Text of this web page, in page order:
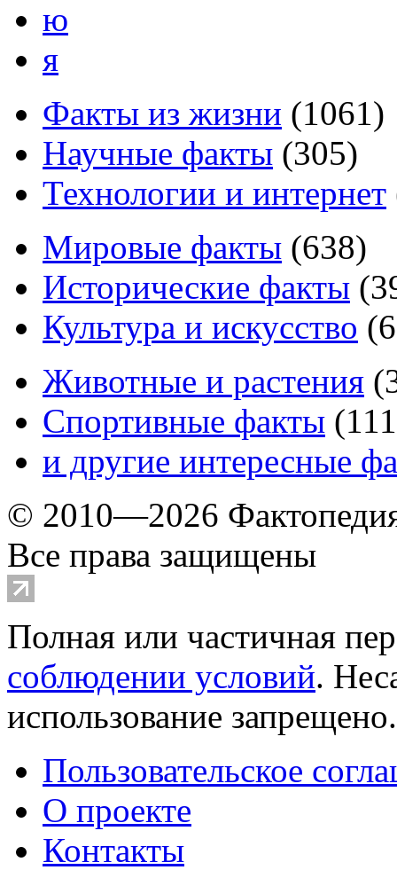
ю
я
Факты из жизни (1061)
Научные факты (305)
Технологии и интернет
Мировые факты (638)
Исторические факты (
Культура и искусство (
Животные и растения (
Спортивные факты (111
и другие интересные
© 2010—2026
Все права защищены
Полная или частичная
соблюдении условий.
использование
Пользовательское
О проекте
Контакты